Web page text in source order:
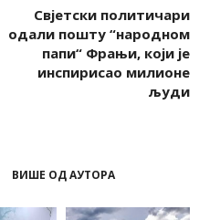
Свjетски политичари
одали пошту “народном
папи“ Фрањи, који је
инспирисао милионе
људи
ВИШЕ ОД АУТОРА